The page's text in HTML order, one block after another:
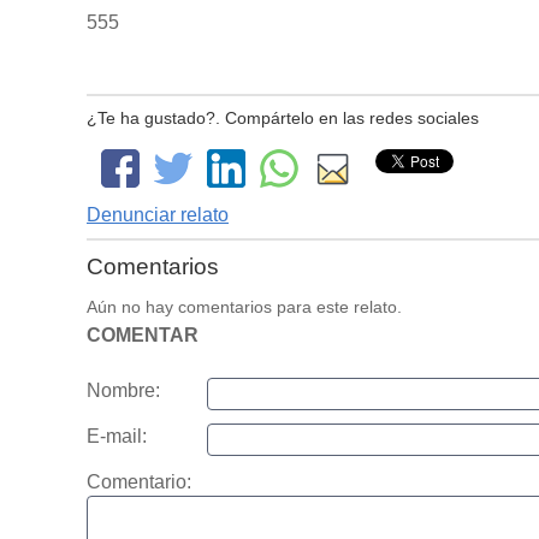
555
¿Te ha gustado?. Compártelo en las redes sociales
Denunciar relato
Comentarios
Aún no hay comentarios para este relato.
COMENTAR
Nombre:
E-mail:
Comentario: